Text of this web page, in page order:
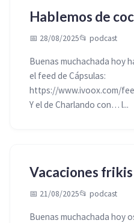
Hablemos de
📅 28/08/2025📂 podcast
Buenas muchachada hoy
el feed de Cápsulas:
https://www.ivoox.com/
Y el de Charlando con… l...
Vacaciones frikis
📅 21/08/2025📂 podcast
Buenas muchachada hoy